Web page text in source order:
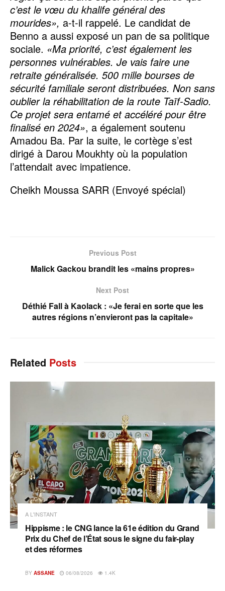
c’est le vœu du khalife général des
mourides», a-t-il rappelé. Le candidat de
Benno a aussi exposé un pan de sa politique
sociale. «Ma priorité, c’est également les
personnes vulnérables. Je vais faire une
retraite généralisée. 500 mille bourses de
sécurité familiale seront distribuées. Non sans
oublier la réhabilitation de la route Taïf-Sadio.
Ce projet sera entamé et accéléré pour être
finalisé en 2024», a également soutenu
Amadou Ba. Par la suite, le cortège s’est
dirigé à Darou Moukhty où la population
l’attendait avec impatience.
Cheikh Moussa SARR (Envoyé spécial)
Previous Post
Malick Gackou brandit les «mains propres»
Next Post
Déthié Fall à Kaolack : «Je ferai en sorte que les
autres régions n’envieront pas la capitale»
Related Posts
A L'INSTANT
Hippisme : le CNG lance la 61e édition du Grand
Prix du Chef de l’État sous le signe du fair-play
et des réformes
BY ASSANE 06/08/2026 1.4K